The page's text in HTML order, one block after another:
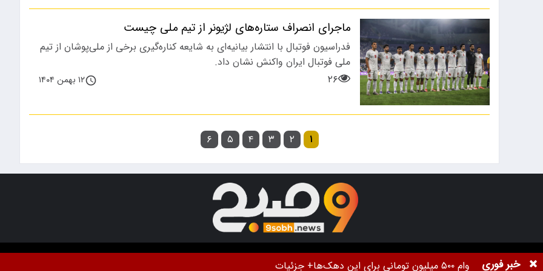
ماجرای انصراف ستاره‌های لژیونر از تیم ملی چیست
فدراسیون فوتبال با انتشار بیانیه‌ای به شایعه کناره‌گیری برخی از ملی‌پوشان از تیم
ملی فوتبال ایران واکنش نشان داد.
۲۶
۱۲ بهمن ۱۴۰۴
۱ ۲ ۳ ۴ ۵ ۶
خبر فوری وام ۵۰۰ میلیون تومانی برای این دهک‌ها+ جزئیات تمام حقوق برای خبرگزاری9صبح محفوظ است. استفاده از مطالب با ذکر منبع آزاد است